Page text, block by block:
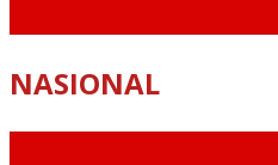
NASIONAL